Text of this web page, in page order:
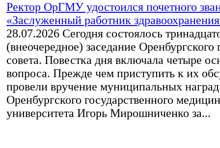
Ректор ОрГМУ удостоился почетного
«Заслуженный работник
28.07.2026 Сегодня состоялось
(внеочередное) заседание Оренбургского
совета. Повестка дня включала четыре
вопроса. Прежде чем приступить к их
провели вручение муниципальных
Оренбургского государственного
университета Игорь Мирошниченко за...